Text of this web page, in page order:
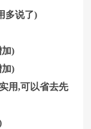
多说了)
)
)
用,可以省去先